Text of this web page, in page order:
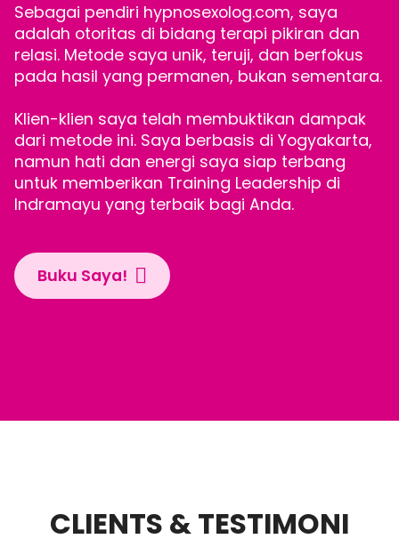
Sebagai pendiri hypnosexolog.com, saya
adalah otoritas di bidang terapi pikiran dan
relasi. Metode saya unik, teruji, dan berfokus
pada hasil yang permanen, bukan sementara.
Klien-klien saya telah membuktikan dampak
dari metode ini. Saya berbasis di Yogyakarta,
namun hati dan energi saya siap terbang
untuk memberikan Training Leadership di
Indramayu yang terbaik bagi Anda.
Buku Saya!
CLIENTS & TESTIMONI